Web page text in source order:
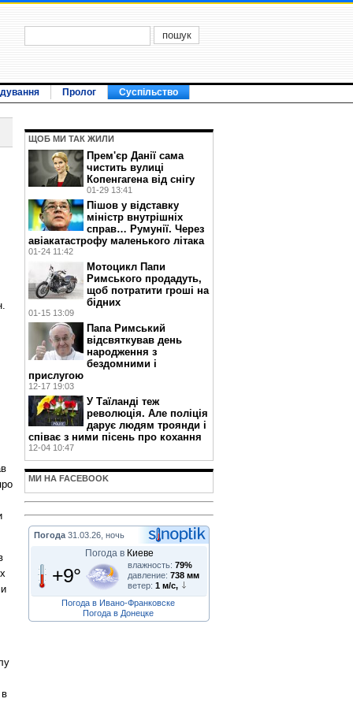
Пролог Суспільство
в
ЩОБ МИ ТАК ЖИЛИ
Прем'єр Данії сама
чистить вулиці
Копенгагена від снігу
01-29 13:41
Пішов у відставку
міністр внутрішніх
справ… Румунії. Через
авіакатастрофу маленького літака
01-24 11:42
Мотоцикл Папи
Римського продадуть,
щоб потратити гроші на
бідних
01-15 13:09
Папа Римський
відсвяткував день
народження з
бездомними і
прислугою
12-17 19:03
У Таїланді теж
революція. Але поліція
дарує людям троянди і
співає з ними пісень про кохання
12-04 10:47
МИ НА FACEBOOK
Погода 31.03.26, ночь
Погода в Киеве
+9° влажность: 79%
давление: 738 мм
ветер: 1 м/с,
Погода в Ивано-Франковске
Погода в Донецке